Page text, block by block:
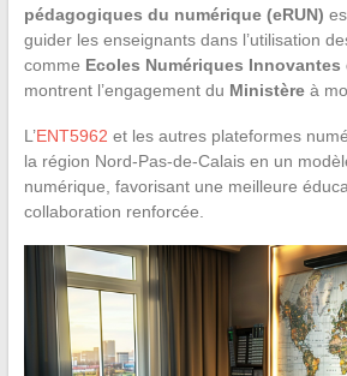
pédagogiques du numérique (eRUN)
guider les enseignants dans l’utilisation
comme Ecoles Numériques Innovantes
montrent l’engagement du Ministèreà
L’ENT5962 et les autres plateformes
la région Nord-Pas-de-Calais en un
numérique, favorisant une meilleure
collaboration renforcée.